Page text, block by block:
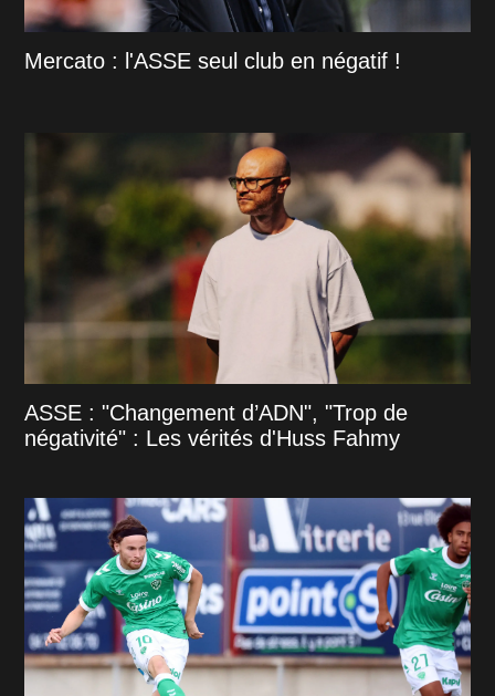
Mercato : l'ASSE seul club en négatif !
ASSE : "Changement d’ADN", "Trop de
négativité" : Les vérités d'Huss Fahmy